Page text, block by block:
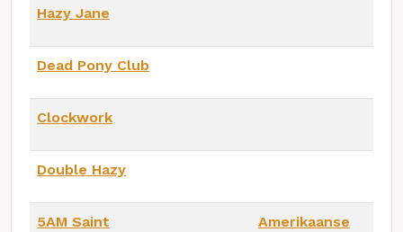
Hazy Jane
Dead Pony Club
Clockwork
Double Hazy
5AM Saint
Amerikaanse